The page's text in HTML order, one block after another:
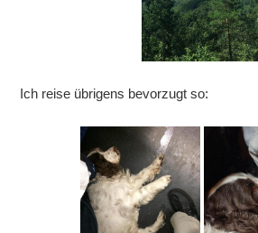
Ich reise übrigens bevorzugt so: